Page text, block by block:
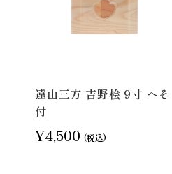
遠山三方 吉野桧 9寸 へそ
付
¥4,500 (税込)